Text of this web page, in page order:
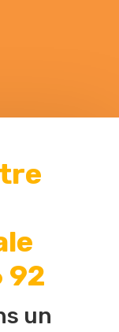
92
un